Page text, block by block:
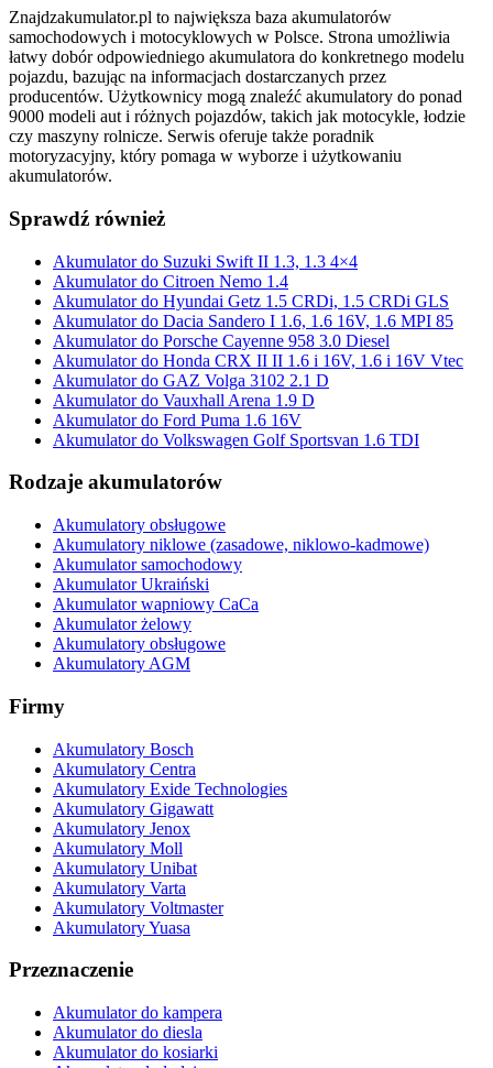
Znajdzakumulator.pl to największa baza akumulatorów
samochodowych i motocyklowych w Polsce. Strona umożliwia
łatwy dobór odpowiedniego akumulatora do konkretnego modelu
pojazdu, bazując na informacjach dostarczanych przez
producentów. Użytkownicy mogą znaleźć akumulatory do ponad
9000 modeli aut i różnych pojazdów, takich jak motocykle, łodzie
czy maszyny rolnicze. Serwis oferuje także poradnik
motoryzacyjny, który pomaga w wyborze i użytkowaniu
akumulatorów.
Sprawdź również
Akumulator do Suzuki Swift II 1.3, 1.3 4×4
Akumulator do Citroen Nemo 1.4
Akumulator do Hyundai Getz 1.5 CRDi, 1.5 CRDi GLS
Akumulator do Dacia Sandero I 1.6, 1.6 16V, 1.6 MPI 85
Akumulator do Porsche Cayenne 958 3.0 Diesel
Akumulator do Honda CRX II II 1.6 i 16V, 1.6 i 16V Vtec
Akumulator do GAZ Volga 3102 2.1 D
Akumulator do Vauxhall Arena 1.9 D
Akumulator do Ford Puma 1.6 16V
Akumulator do Volkswagen Golf Sportsvan 1.6 TDI
Rodzaje akumulatorów
Akumulatory obsługowe
Akumulatory niklowe (zasadowe, niklowo-kadmowe)
Akumulator samochodowy
Akumulator Ukraiński
Akumulator wapniowy CaCa
Akumulator żelowy
Akumulatory obsługowe
Akumulatory AGM
Firmy
Akumulatory Bosch
Akumulatory Centra
Akumulatory Exide Technologies
Akumulatory Gigawatt
Akumulatory Jenox
Akumulatory Moll
Akumulatory Unibat
Akumulatory Varta
Akumulatory Voltmaster
Akumulatory Yuasa
Przeznaczenie
Akumulator do kampera
Akumulator do diesla
Akumulator do kosiarki